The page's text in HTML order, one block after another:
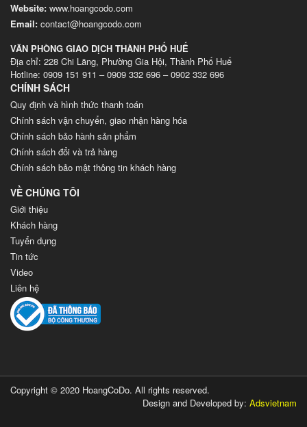
Website: www.hoangcodo.com
Email: contact@hoangcodo.com
VĂN PHÒNG GIAO DỊCH THÀNH PHỐ HUẾ
Địa chỉ: 228 Chi Lăng, Phường Gia Hội, Thành Phố Huế
Hotline: 0909 151 911 – 0909 332 696 – 0902 332 696
CHÍNH SÁCH
Quy định và hình thức thanh toán
Chính sách vận chuyển, giao nhận hàng hóa
Chính sách bảo hành sản phẩm
Chính sách đổi và trả hàng
Chính sách bảo mật thông tin khách hàng
VỀ CHÚNG TÔI
Giới thiệu
Khách hàng
Tuyển dụng
Tin tức
Video
Liên hệ
Copyright © 2020 HoangCoDo. All rights reserved.
Design and Developed by: Adsvietnam